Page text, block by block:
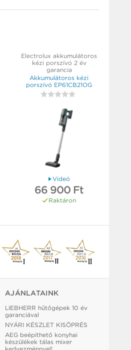
Electrolux akkumulátoros
kézi porszívó 2 év
garancia
Akkumulátoros kézi
porszívó EP61CB21OG
Videó
66 900 Ft
Raktáron
AJÁNLATAINK
LIEBHERR hűtőgépek 10 év
garanciával
NYÁRI KÉSZLET KISÖPRÉS
AEG beépíthető konyhai
készülékek tálas mixer